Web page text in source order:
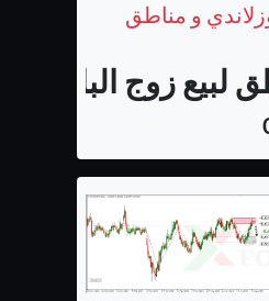
و مناطق
زوج الباوند